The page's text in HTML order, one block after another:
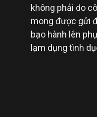
không phải do
mong được gửi
bạo hành lên
lạm dụng tình